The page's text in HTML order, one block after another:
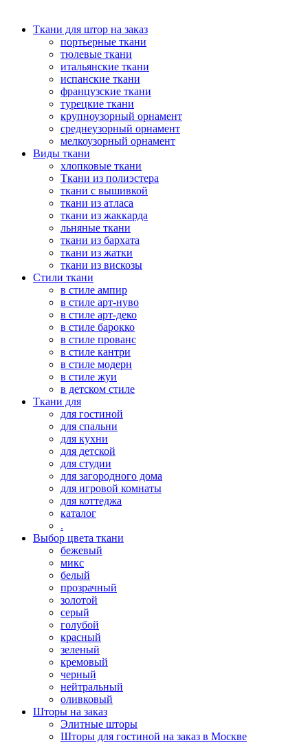
Ткани для штор на заказ
портьерные ткани
тюлевые ткани
итальянские ткани
испанские ткани
французские ткани
турецкие ткани
крупноузорный орнамент
среднеузорный орнамент
мелкоузорный орнамент
Виды ткани
хлопковые ткани
Ткани из полиэстера
ткани с вышивкой
ткани из атласа
ткани из жаккарда
льняные ткани
ткани из бархата
ткани из жатки
ткани из вискозы
Стили ткани
в стиле ампир
в стиле арт-нуво
в стиле арт-деко
в стиле барокко
в стиле прованс
в стиле кантри
в стиле модерн
в стиле жуи
в детском стиле
Ткани для
для гостиной
для спальни
для кухни
для детской
для студии
для загородного дома
для игровой комнаты
для коттеджа
каталог
.
Выбор цвета ткани
бежевый
микс
белый
прозрачный
золотой
серый
голубой
красный
зеленый
кремовый
черный
нейтральный
оливковый
Шторы на заказ
Элитные шторы
Шторы для гостиной на заказ в Москве